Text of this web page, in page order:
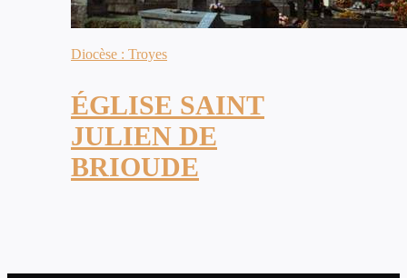
Diocèse : Troyes
ÉGLISE SAINT
JULIEN DE
BRIOUDE